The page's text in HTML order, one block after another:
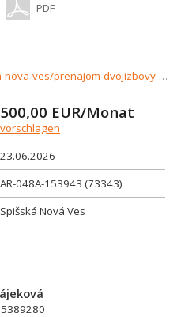
PDF
https://www.haloreality.sk/spisska-nova-ves/prenajom-dvojizbovy-byt-spisska-nova-ves-stare-mesto-gorazdova---exkluzivne-halo-reality/73343
500,00 EUR/Monat
vorschlagen
23.06.2026
AR-048A-153943 (73343)
Spišská Nová Ves